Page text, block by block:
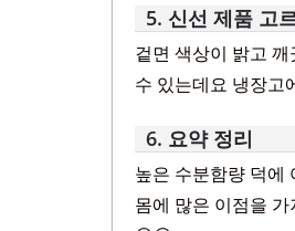
5. 신선 제품 고
겉면 색상이 밝고
수 있는데요 냉장고
6. 요약 정리
높은 수분함량 덕에
몸에 많은 이점을